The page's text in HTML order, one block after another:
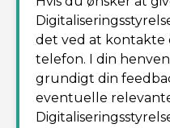
det ved at kontakte
telefon. I din
grundigt din
eventuelle